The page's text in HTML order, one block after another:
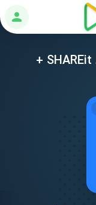
ورود
دانلود و نصب شیریت جدید SHAREit +